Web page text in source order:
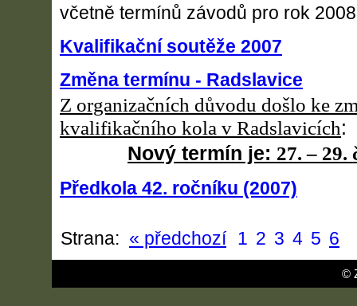
včetně termínů závodů pro rok 2008
Kvalifikační soutěže 2007
Změna termínu - Radslavice
Z organizačních důvodu došlo ke
kvalifikačního kola v Radslavicích:
Nový termín je: 27. – 29.
Předkola 42. roční­ku (2007)
Strana: « předchozí 1 2 3 4 5 6
©